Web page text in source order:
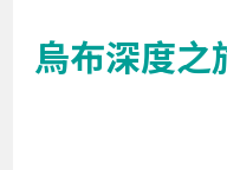
烏布深度之